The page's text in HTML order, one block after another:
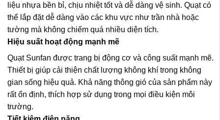
liệu nhựa bền bỉ, chịu nhiệt tốt và dễ dàng vệ sinh. Quạt có
thể lắp đặt dễ dàng vào các khu vực như trần nhà hoặc
tường mà không chiếm quá nhiều diện tích.
Hiệu suất hoạt động mạnh mẽ
Quạt Sunfan được trang bị động cơ và công suất mạnh mẽ.
Thiết bị giúp cải thiện chất lượng không khí trong không
gian sống hiệu quả. Khả năng thông gió của sản phẩm này
rất ổn định, thích hợp sử dụng trong mọi điều kiện môi
trường.